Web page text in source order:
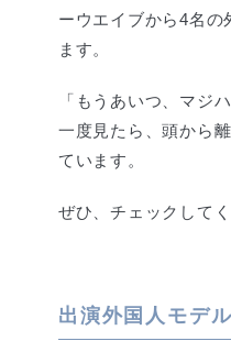
ーウエイブから4名の
ます。
「もうあいつ、マジ
一度見たら、頭から
ています。
ぜひ、チェックしてく
出演外国人モデル